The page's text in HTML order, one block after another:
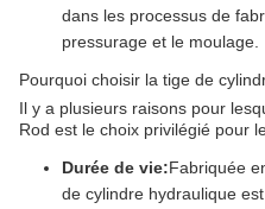
dans les processus de
pressurage et le moulage.
Pourquoi choisir la tige de
Il y a plusieurs raisons pour
Rod est le choix privilégié pour
Durée de vie:Fabriquée
de cylindre hydraulique